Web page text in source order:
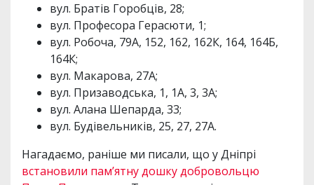
вул. Братів Горобців, 28;
вул. Професора Герасюти, 1;
вул. Робоча, 79А, 152, 162, 162К, 164, 164Б,
164К;
вул. Макарова, 27А;
вул. Призаводська, 1, 1А, 3, 3А;
вул. Алана Шепарда, 33;
вул. Будівельників, 25, 27, 27А.
Нагадаємо, раніше ми писали, що у Дніпрі
встановили пам’ятну дошку добровольцю